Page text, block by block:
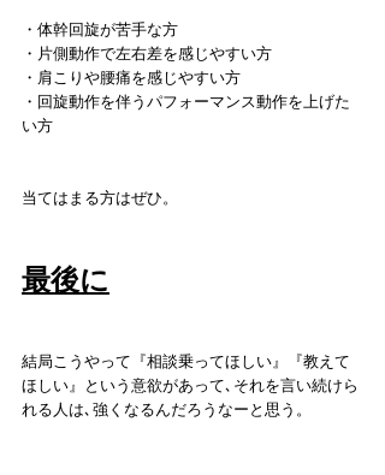
・体幹回旋が苦手な方
・片側動作で左右差を感じやすい方
・肩こりや腰痛を感じやすい方
・回旋動作を伴うパフォーマンス動作を上げた
い方
当てはまる方はぜひ。
最後に
結局こうやって『相談乗ってほしい』『教えて
ほしい』という意欲があって､それを言い続けら
れる人は､強くなるんだろうなーと思う。